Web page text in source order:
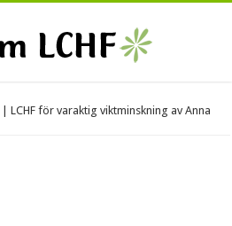
LCHF för varaktig viktminskning av Anna